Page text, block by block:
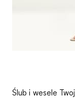
Ślub i wesele